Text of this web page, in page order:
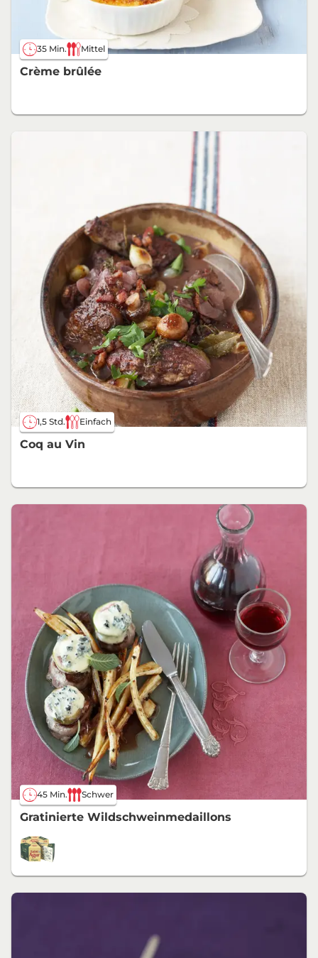
35 Min. Mittel
Crème brûlée
1,5 Std. Einfach
Coq au Vin
45 Min. Schwer
Gratinierte Wildschweinmedaillons